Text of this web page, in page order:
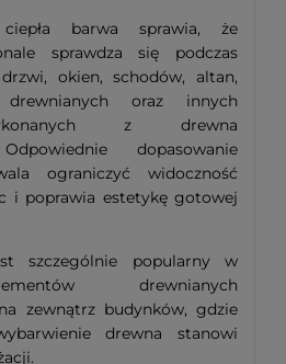
ciepła barwa sprawia, że
sprawdza się podczas
okien, schodów, altan,
oraz innych
z drewna
dopasowanie
ograniczyć widoczność
i poprawia estetykę gotowej
szczególnie popularny w
drewnianych
zewnątrz budynków, gdzie
drewna stanowi